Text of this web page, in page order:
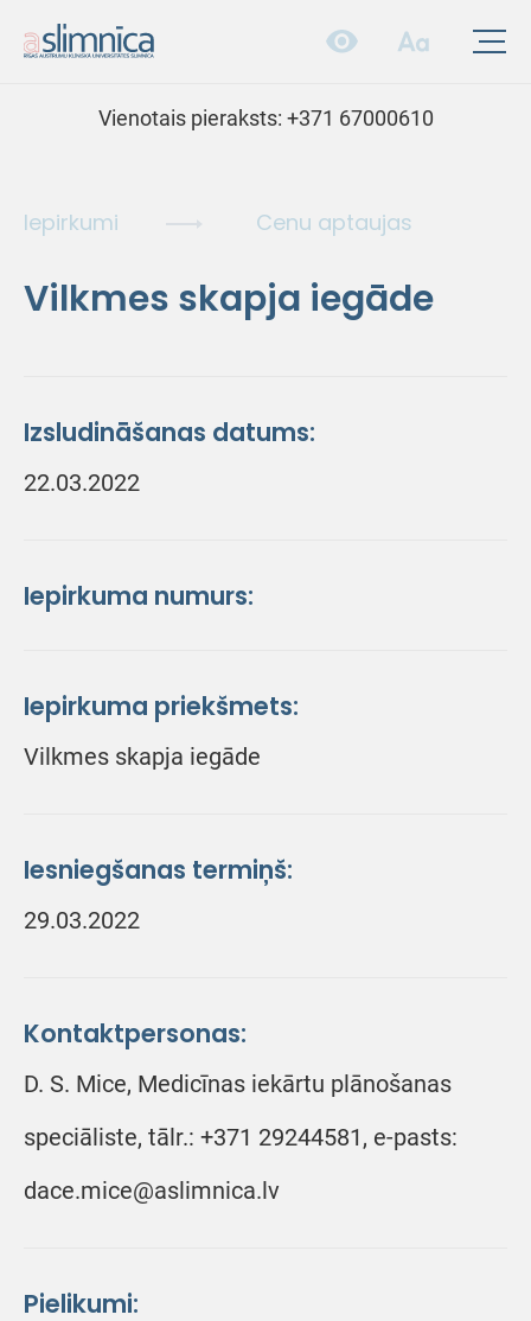
Vienotais pieraksts: +371 67000610
Iepirkumi Cenu aptaujas
Vilkmes skapja iegāde
Izsludināšanas datums:
22.03.2022
Iepirkuma numurs:
Iepirkuma priekšmets:
Vilkmes skapja iegāde
Iesniegšanas termiņš:
29.03.2022
Kontaktpersonas:
D. S. Mice, Medicīnas iekārtu plānošanas
speciāliste, tālr.: +371 29244581, e-pasts:
dace.mice@aslimnica.lv
Pielikumi: